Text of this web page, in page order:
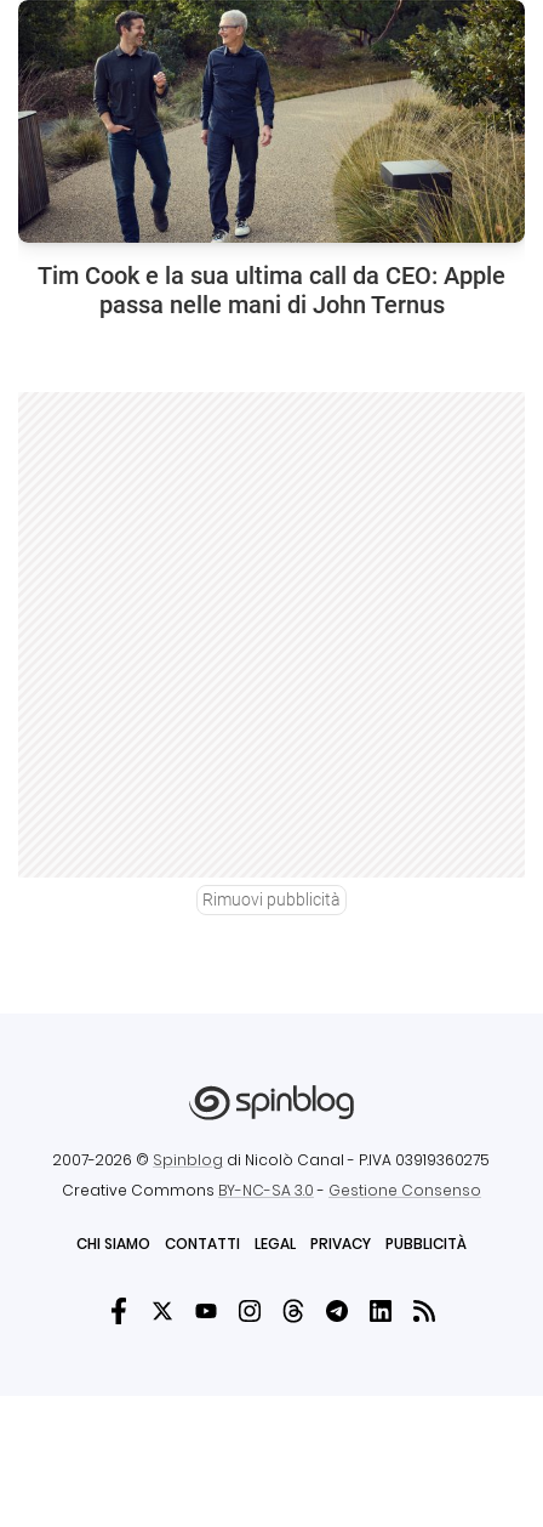
Tim Cook e la sua ultima call da CEO: Apple
passa nelle mani di John Ternus
Rimuovi pubblicità
2007-2026 © Spinblog di Nicolò Canal - P.IVA 03919360275
Creative Commons BY-NC-SA 3.0- Gestione Consenso
CHI SIAMO CONTATTI LEGAL PRIVACY PUBBLICITÀ